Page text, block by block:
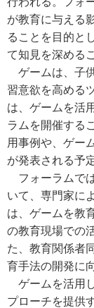
が教育に与える
ることを目的と
て知見を深める
ゲームは、子
習意欲を高める
は、ゲームを活
ラムを開催する
用事例や、ゲー
が発表される予
フォーラムで
いて、専門家に
は、ゲームを教
の教育現場での
た、教育関係者
育手法の開発に
ゲームを活用
プローチを提供